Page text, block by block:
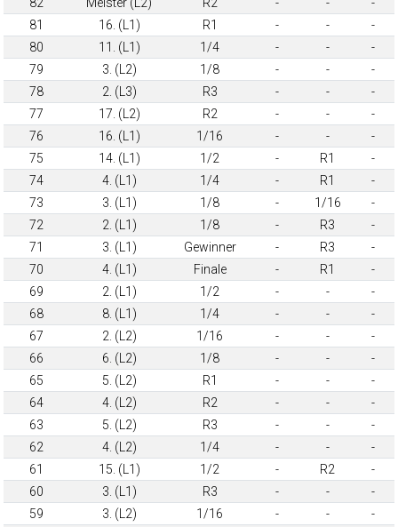
81
16. (L1) R1 - -
-
80
11. (L1) 1/4 - -
-
79
3. (L2) 1/8 - -
-
78
2. (L3) R3 - -
-
77
17. (L2) R2 - -
-
76
16. (L1) 1/16 - -
-
75
14. (L1) 1/2 - R1
-
74
4. (L1) 1/4 - R1
-
73
3. (L1) 1/8 - 1/16
-
72
2. (L1) 1/8 - R3
-
71
3. (L1) Gewinner - R3
-
70
4. (L1) Finale - R1
-
69
2. (L1) 1/2 - -
-
68
8. (L1) 1/4 - -
-
67
2. (L2) 1/16 - -
-
66
6. (L2) 1/8 - -
-
65
5. (L2) R1 - -
-
64
4. (L2) R2 - -
-
63
5. (L2) R3 - -
-
62
4. (L2) 1/4 - -
-
61
15. (L1) 1/2 - R2
-
60
3. (L1) R3 - -
-
59
3. (L2) 1/16 - -
-